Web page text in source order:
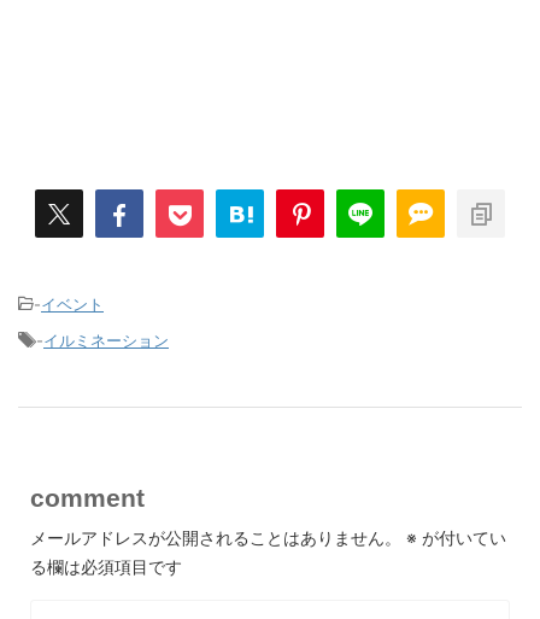
-イベント
-イルミネーション
comment
メールアドレスが公開されることはありません。 ※ が付いてい
る欄は必須項目です